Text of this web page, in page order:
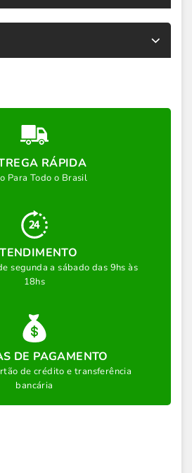
RÁPIDA
Para Todo o Brasil
segunda a sábado das 9hs às
18hs
DE PAGAMENTO
de crédito e transferência
bancária